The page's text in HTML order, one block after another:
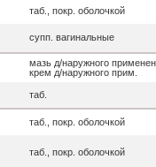
таб., покр. оболочкой
супп. вагинальные
мазь д/наружного
крем д/наружного прим.
таб.
таб., покр. оболочкой
таб., покр. оболочкой